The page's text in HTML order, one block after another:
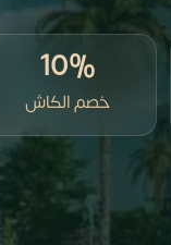
10%
خصم الكاش